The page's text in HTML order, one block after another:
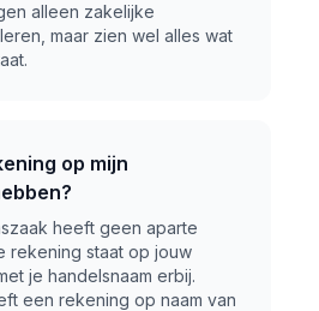
alleen zakelijke
maar zien wel alles wat
op mijn
heeft geen aparte
rekening staat op jouw
je handelsnaam erbij.
een rekening op naam van